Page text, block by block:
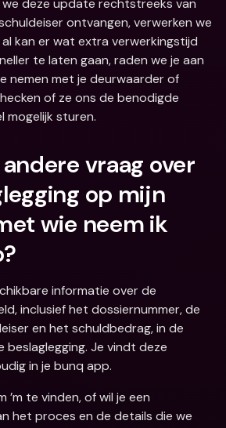
deze update rechtstreeks van
ontvangen, verwerken we
al kan er wat extra verwerkingstijd
te laten gaan, raden we je aan
met je deurwaarder of
of ze ons de benodigde
mogelijk sturen.
vraag over
op mijn
wie neem ik
informatie over de
inclusief het dossiernummer, de
en het schuldbedrag, in de
beslaglegging. Je vindt deze
in je bunq app.
’m te vinden, of wil je een
het proces en de details die we